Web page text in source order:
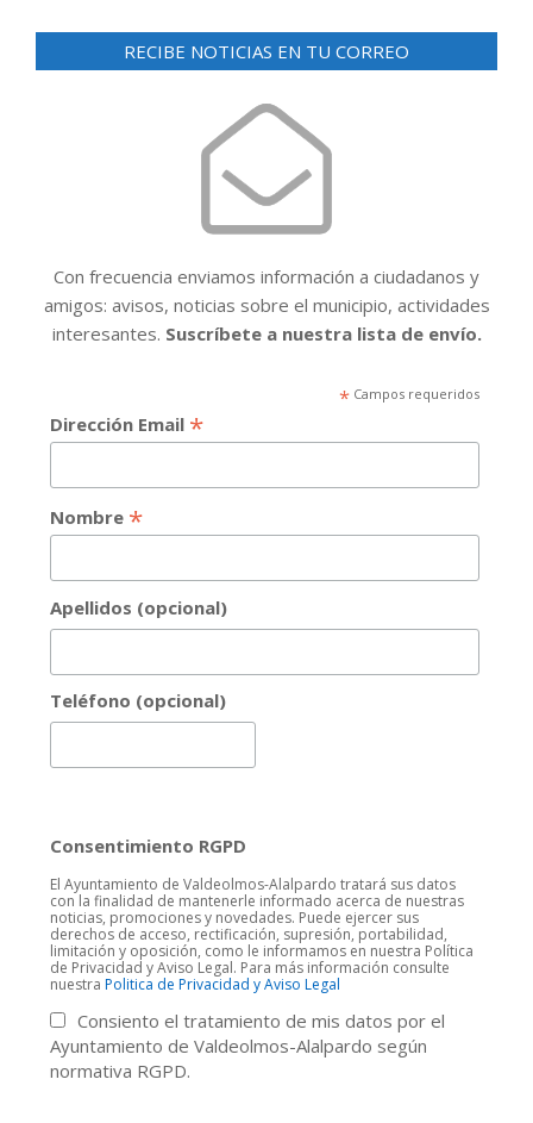
RECIBE NOTICIAS EN TU CORREO
Con frecuencia enviamos información a ciudadanos y
amigos: avisos, noticias sobre el municipio, actividades
interesantes. Suscríbete a nuestra lista de envío.
*Campos requeridos
Dirección Email *
Nombre *
Apellidos (opcional)
Teléfono (opcional)
Consentimiento RGPD
El Ayuntamiento de Valdeolmos-Alalpardo tratará sus datos
con la finalidad de mantenerle informado acerca de nuestras
noticias, promociones y novedades. Puede ejercer sus
derechos de acceso, rectificación, supresión, portabilidad,
limitación y oposición, como le informamos en nuestra Política
de Privacidad y Aviso Legal. Para más información consulte
nuestra Politica de Privacidad y Aviso Legal
Consiento el tratamiento de mis datos por el
Ayuntamiento de Valdeolmos-Alalpardo según
normativa RGPD.